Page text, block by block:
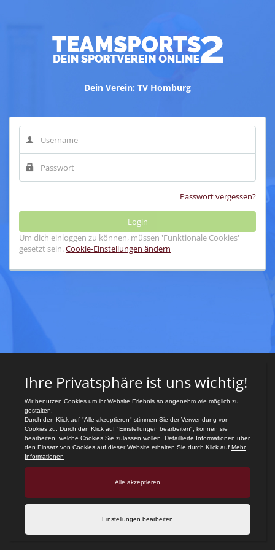
Dein Verein: TV Homburg
Passwort vergessen?
Um dich einloggen zu können, müssen 'Funktionale Cookies'
gesetzt sein.Cookie-Einstellungen ändern